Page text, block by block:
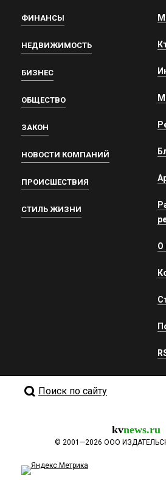
ФИНАНСЫ
НЕДВИЖИМОСТЬ
БИЗНЕС
ОБЩЕСТВО
ЗАКОН
НОВОСТИ КОМПАНИЙ
ПРОИСШЕСТВИЯ
СТИЛЬ ЖИЗНИ
О
Поиск по сайту
kvnews.ru
© 2001—2026 ООО